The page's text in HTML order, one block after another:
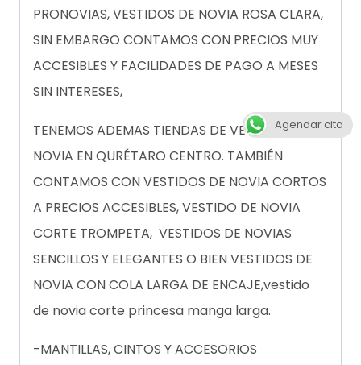
PRONOVIAS, VESTIDOS DE NOVIA ROSA CLARA,
SIN EMBARGO CONTAMOS CON PRECIOS MUY
ACCESIBLES Y FACILIDADES DE PAGO A MESES
SIN INTERESES,
TENEMOS ADEMAS TIENDAS DE VESTIDOS DE
NOVIA EN QURÉTARO CENTRO. TAMBIÉN
CONTAMOS CON VESTIDOS DE NOVIA CORTOS
A PRECIOS ACCESIBLES, VESTIDO DE NOVIA
CORTE TROMPETA, VESTIDOS DE NOVIAS
SENCILLOS Y ELEGANTES O BIEN VESTIDOS DE
NOVIA CON COLA LARGA DE ENCAJE,vestido
de novia corte princesa manga larga.
-MANTILLAS, CINTOS Y ACCESORIOS
Agendar cita